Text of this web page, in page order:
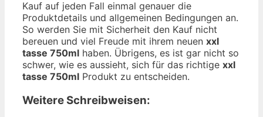
Kauf auf jeden Fall einmal genauer die
Produktdetails und allgemeinen Bedingungen an.
So werden Sie mit Sicherheit den Kauf nicht
bereuen und viel Freude mit ihrem neuen xxl
tasse 750ml haben. Übrigens, es ist gar nicht so
schwer, wie es aussieht, sich für das richtige xxl
tasse 750ml Produkt zu entscheiden.
Weitere Schreibweisen: